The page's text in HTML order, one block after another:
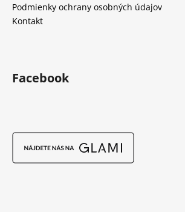
Podmienky ochrany osobných údajov
Kontakt
Facebook